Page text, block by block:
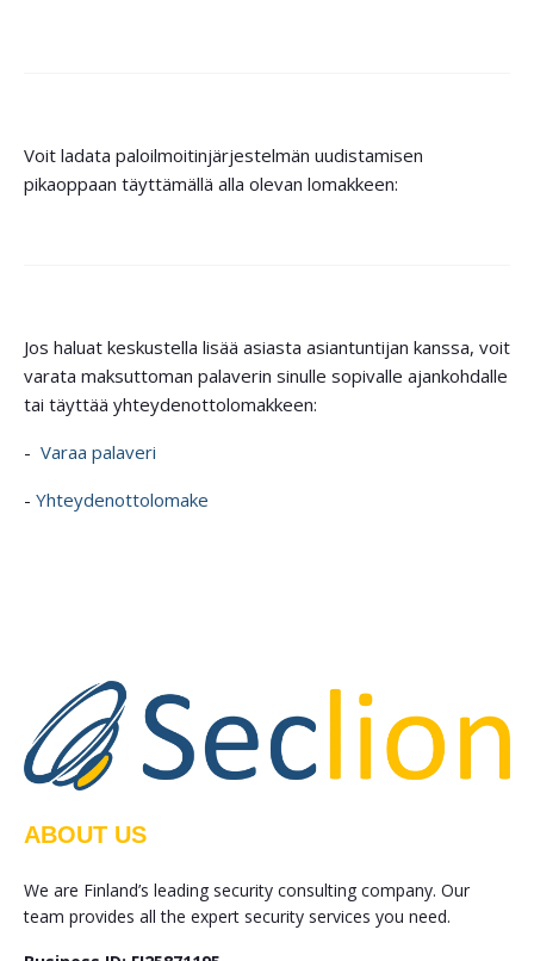
Voit ladata paloilmoitinjärjestelmän uudistamisen
pikaoppaan täyttämällä alla olevan lomakkeen:
Jos haluat keskustella lisää asiasta asiantuntijan kanssa, voit
varata maksuttoman palaverin sinulle sopivalle ajankohdalle
tai täyttää yhteydenottolomakkeen:
- Varaa palaveri
- Yhteydenottolomake
ABOUT US
We are Finland’s leading security consulting company. Our
team provides all the expert security services you need.